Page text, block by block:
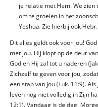
je relatie met Hem. We zien
om te groeien in het
Yeshua. Zie hierbij ook
Dit alles geldt ook voor jou!
met jou. Hij klopt op de deur
God en Hij zal tot u naderen
Zichzelf te geven voor jou,
een stap van jou (Luk. 11:9).
leven nog niet volledig in Zijn
12:1). Vandaag is de dag.